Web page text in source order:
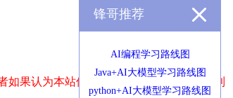
果认为本站侵犯了您的版权,请发送邮件到
锋哥推荐
AI编程学习路线图
Java+AI大模型学习路线图
python+AI大模型学习路线图